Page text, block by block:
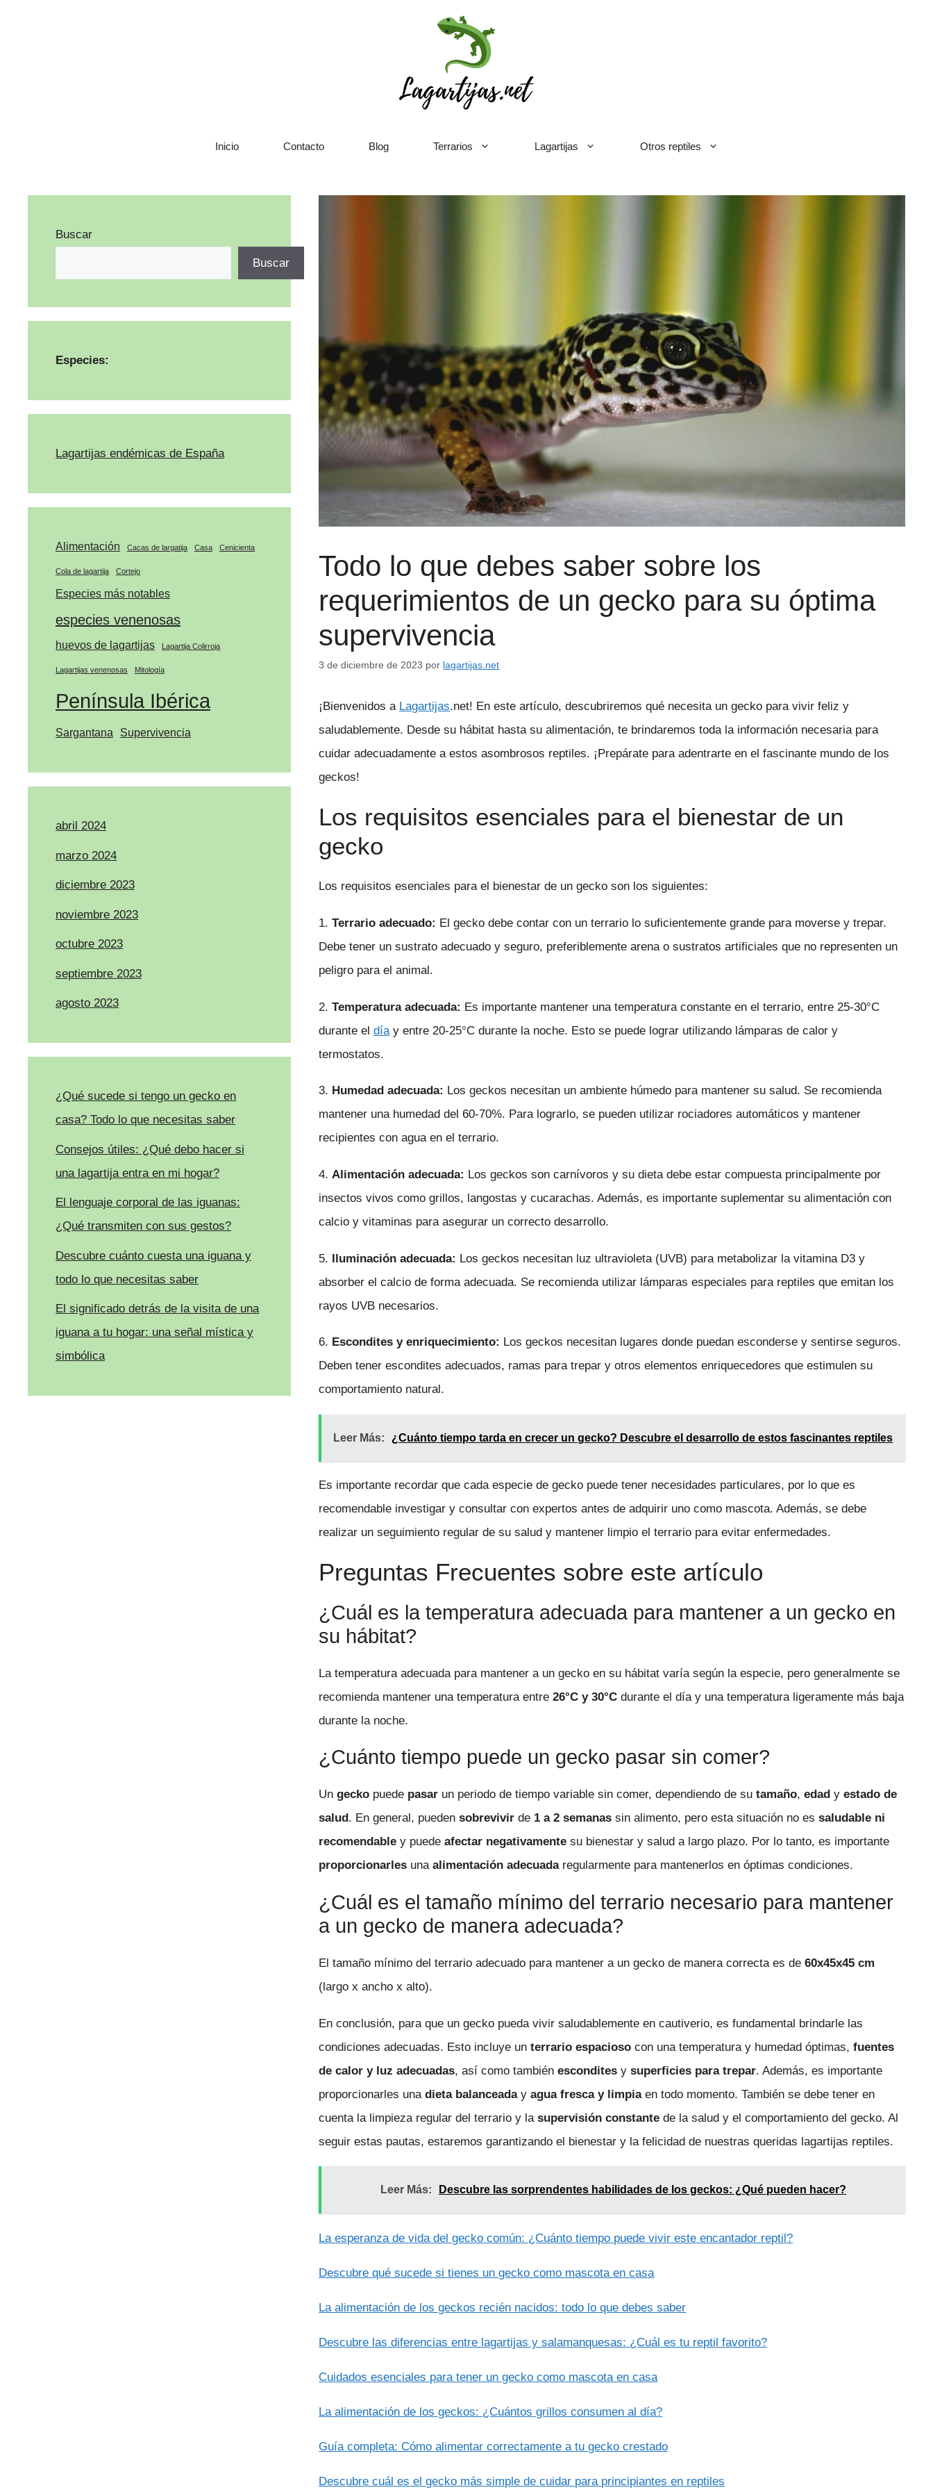
Inicio Contacto Blog Terrarios Lagartijas Otros reptiles
Todo lo que debes saber sobre los
requerimientos de un gecko para su óptima
supervivencia
3 de diciembre de 2023 por lagartijas.net
¡Bienvenidos a Lagartijas.net! En este artículo, descubriremos qué necesita un gecko para vivir feliz y
saludablemente. Desde su hábitat hasta su alimentación, te brindaremos toda la información necesaria para
cuidar adecuadamente a estos asombrosos reptiles. ¡Prepárate para adentrarte en el fascinante mundo de los
geckos!
Los requisitos esenciales para el bienestar de un
gecko
Los requisitos esenciales para el bienestar de un gecko son los siguientes:
1.Terrario adecuado: El gecko debe contar con un terrario lo suficientemente grande para moverse y trepar.
Debe tener un sustrato adecuado y seguro, preferiblemente arena o sustratos artificiales que no representen un
peligro para el animal.
2.Temperatura adecuada: Es importante mantener una temperatura constante en el terrario, entre 25-30°C
durante eldía y entre 20-25°C durante la noche. Esto se puede lograr utilizando lámparas de calor y
termostatos.
3. Humedad adecuada: Los geckos necesitan un ambiente húmedo para mantener su salud. Se recomienda
mantener una humedad del 60-70%. Para lograrlo, se pueden utilizar rociadores automáticos y mantener
recipientes con agua en el terrario.
4.Alimentación adecuada: Los geckos son carnívoros y su dieta debe estar compuesta principalmente por
insectos vivos como grillos, langostas y cucarachas. Además, es importante suplementar su alimentación con
calcio y vitaminas para asegurar un correcto desarrollo.
5. Iluminación adecuada: Los geckos necesitan luz ultravioleta (UVB) para metabolizar la vitamina D3 y
absorber el calcio de forma adecuada. Se recomienda utilizar lámparas especiales para reptiles que emitan los
rayos UVB necesarios.
6. Escondites y enriquecimiento: Los geckos necesitan lugares donde puedan esconderse y sentirse seguros.
Deben tener escondites adecuados, ramas para trepar y otros elementos enriquecedores que estimulen su
comportamiento natural.
Leer Más: ¿Cuánto tiempo tarda en crecer un gecko? Descubre el desarrollo de estos fascinantes reptiles
Es importante recordar que cada especie de gecko puede tener necesidades particulares, por lo que es
recomendable investigar y consultar con expertos antes de adquirir uno como mascota. Además, se debe
realizar un seguimiento regular de su salud y mantener limpio el terrario para evitar enfermedades.
Preguntas Frecuentes sobre este artículo
¿Cuál es la temperatura adecuada para mantener a un gecko en
su hábitat?
La temperatura adecuada para mantener a un gecko en su hábitat varía según la especie, pero generalmente se
recomienda mantener una temperatura entre26°C y 30°C durante el día y una temperatura ligeramente más baja
durante la noche.
¿Cuánto tiempo puede un gecko pasar sin comer?
Ungecko puede pasar un periodo de tiempo variable sin comer, dependiendo de sutamaño,edad yestado de
salud . En general, puedensobrevivir de 1 a 2 semanas sin alimento, pero esta situación no essaludable ni
recomendable y puedeafectar negativamente su bienestar y salud a largo plazo. Por lo tanto, es importante
proporcionarles unaalimentación adecuadaregularmente para mantenerlos en óptimas condiciones.
¿Cuál es el tamaño mínimo del terrario necesario para mantener
a un gecko de manera adecuada?
El tamaño mínimo del terrario adecuado para mantener a un gecko de manera correcta es de60x45x45 cm
(largo x ancho x alto).
En conclusión, para que un gecko pueda vivir saludablemente en cautiverio, es fundamental brindarle las
condiciones adecuadas. Esto incluye unterrario espacioso con una temperatura y humedad óptimas,fuentes
de calor y luz adecuadas, así como tambiénescondites ysuperficies para trepar. Además, es importante
proporcionarles unadieta balanceadayagua fresca y limpiaen todo momento. También se debe tener en
cuenta la limpieza regular del terrario y lasupervisión constante de la salud y el comportamiento del gecko. Al
seguir estas pautas, estaremos garantizando el bienestar y la felicidad de nuestras queridas lagartijas reptiles.
Leer Más: Descubre las sorprendentes habilidades de los geckos: ¿Qué pueden hacer?
La esperanza de vida del gecko común: ¿Cuánto tiempo puede vivir este encantador reptil?
Descubre qué sucede si tienes un gecko como mascota en casa
La alimentación de los geckos recién nacidos: todo lo que debes saber
Descubre las diferencias entre lagartijas y salamanquesas: ¿Cuál es tu reptil favorito?
Cuidados esenciales para tener un gecko como mascota en casa
La alimentación de los geckos: ¿Cuántos grillos consumen al día?
Guía completa: Cómo alimentar correctamente a tu gecko crestado
Descubre cuál es el gecko más simple de cuidar para principiantes en reptiles
Buscar
Buscar
Especies:
Lagartijas endémicas de España
Alimentación Cacas de largatija Casa Cenicienta
Cola de lagartija Cortejo
Especies más notables
especies venenosas
huevos de lagartijas Lagartija Colirroja
Lagartijas venenosas Mitología
Península Ibérica
Sargantana Supervivencia
abril 2024
marzo 2024
diciembre 2023
noviembre 2023
octubre 2023
septiembre 2023
agosto 2023
¿Qué sucede si tengo un gecko en
casa? Todo lo que necesitas saber
Consejos útiles: ¿Qué debo hacer si
una lagartija entra en mi hogar?
El lenguaje corporal de las iguanas:
¿Qué transmiten con sus gestos?
Descubre cuánto cuesta una iguana y
todo lo que necesitas saber
El significado detrás de la visita de una
iguana a tu hogar: una señal mística y
simbólica